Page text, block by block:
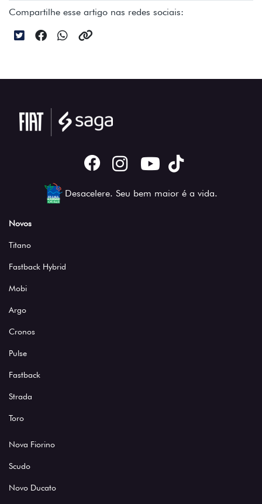
Compartilhe esse artigo nas redes sociais:
Desacelere. Seu bem maior é a vida.
Novos
Titano
Fastback Hybrid
Mobi
Argo
Cronos
Pulse
Fastback
Strada
Toro
Nova Fiorino
Scudo
Novo Ducato